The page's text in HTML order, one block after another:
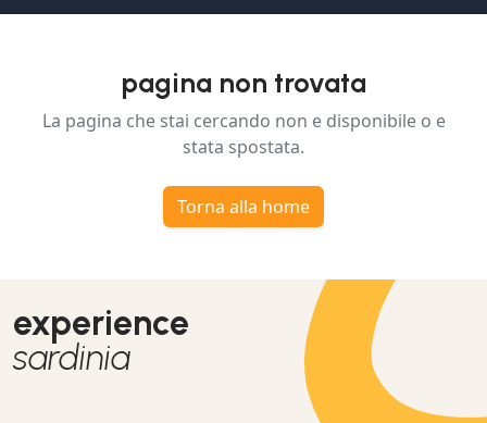
pagina non trovata
La pagina che stai cercando non e disponibile o e
stata spostata.
Torna alla home
experience
sardinia